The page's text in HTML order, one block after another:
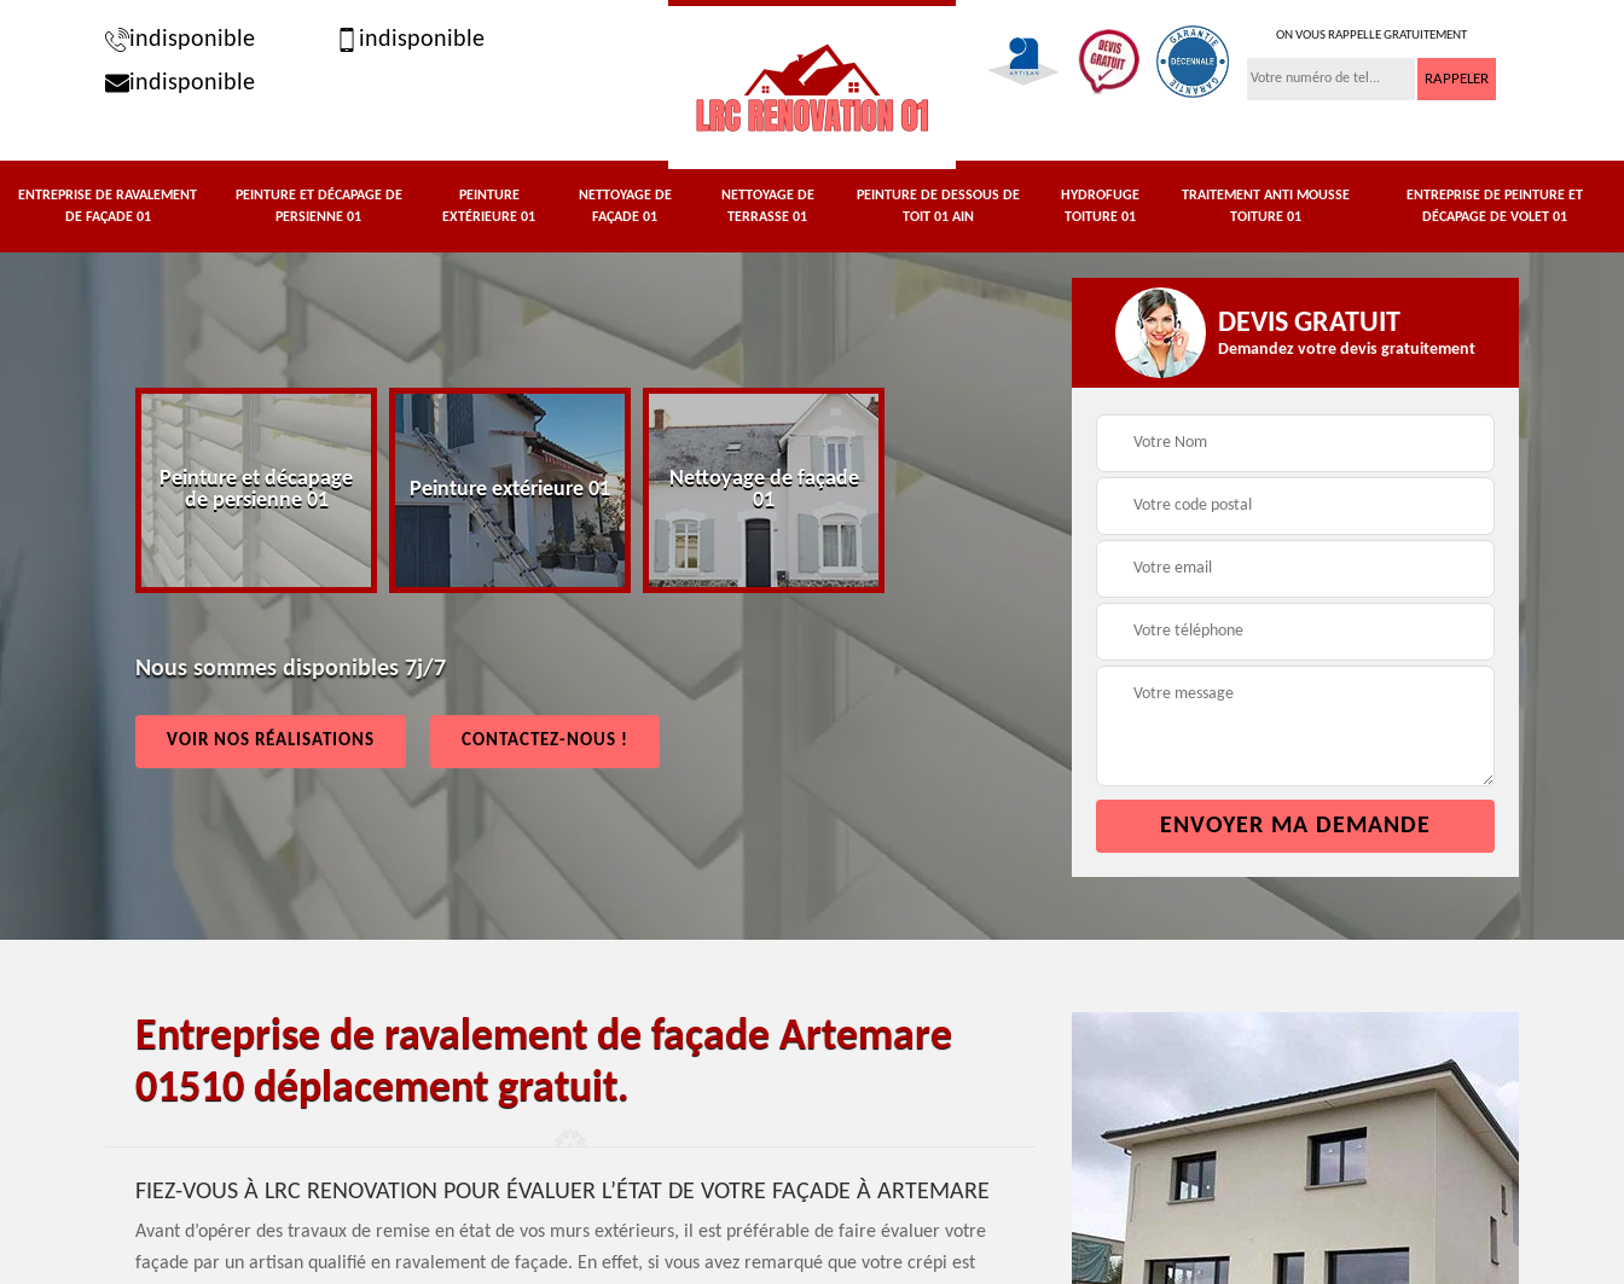
indisponible
indisponible
indisponible
ON VOUS RAPPELLE GRATUITEMENT
ENTREPRISE DE RAVALEMENT
DE FAÇADE 01
PEINTURE ET DÉCAPAGE DE
PERSIENNE 01
PEINTURE
EXTÉRIEURE 01
NETTOYAGE DE
FAÇADE 01
NETTOYAGE DE
TERRASSE 01
PEINTURE DE DESSOUS DE
TOIT 01 AIN
HYDROFUGE
TOITURE 01
TRAITEMENT ANTI MOUSSE
TOITURE 01
ENTREPRISE DE PEINTURE ET
DÉCAPAGE DE VOLET 01
Peinture et décapage
de persienne 01
Peinture extérieure 01
Nettoyage de façade
01
Nettoyage de terrasse
01
Peinture de dessous
de toit 01 Ain
Hydrofuge toiture 01
Nous sommes disponibles 7j/7
VOIR NOS RÉALISATIONS CONTACTEZ-NOUS !
DEVIS GRATUIT
Demandez votre devis gratuitement
Entreprise de ravalement de façade Artemare
01510 déplacement gratuit.
FIEZ-VOUS À LRC RENOVATION POUR ÉVALUER L’ÉTAT DE VOTRE FAÇADE À ARTEMARE
Avant d’opérer des travaux de remise en état de vos murs extérieurs, il est préférable de faire évaluer votre
façade par un artisan qualifié en ravalement de façade. En effet, si vous avez remarqué que votre crépi est